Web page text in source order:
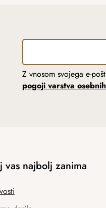
Z vnosom svojega e-
pogoji varstva
vas najbolj zanima